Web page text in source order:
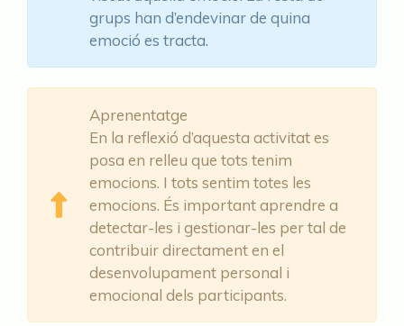
grups han d’endevinar de quina
emoció es tracta.
Aprenentatge
En la reflexió d’aquesta activitat es
posa en relleu que tots tenim
emocions. I tots sentim totes les
emocions. És important aprendre a
detectar-les i gestionar-les per tal de
contribuir directament en el
desenvolupament personal i
emocional dels participants.